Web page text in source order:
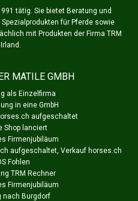
tätig. Sie bietet Beratung und
für Pferde sowie
mit Produkten der Firma TRM
MATILE GMBH
als Einzelfirma
in eine GmbH
aufgeschaltet
Shop lanciert
Firmenjubiläum
aufgeschaltet, Verkauf horses.ch
Fohlen
TRM Rechner
Firmenjubiläum
nach Burgdorf